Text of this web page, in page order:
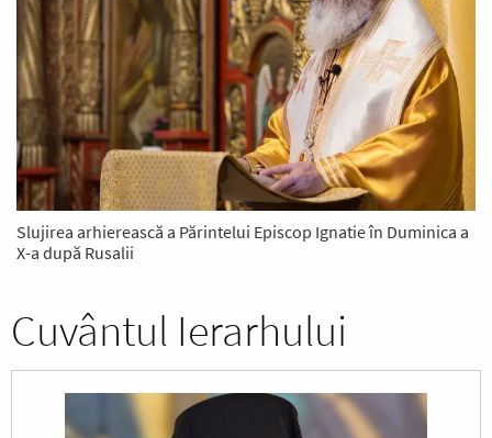
Slujirea arhierească a Părintelui Episcop Ignatie în Duminica a
X-a după Rusalii
Cuvântul Ierarhului